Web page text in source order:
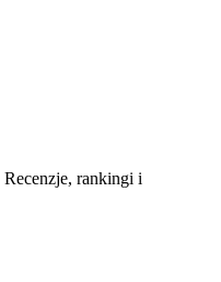
rankingi i